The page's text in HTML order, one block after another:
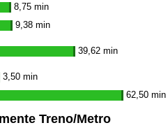
8,75 min
9,38 min
39,62 min
3,50 min
62,50 min
Treno/Metro